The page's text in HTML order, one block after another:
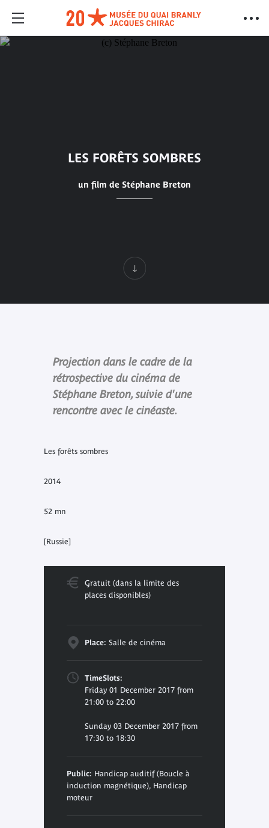
LES FORÊTS SOMBRES
un film de Stéphane Breton
Projection dans le cadre de la
rétrospective du cinéma de
Stéphane Breton, suivie d'une
rencontre avec le cinéaste.
Les forêts sombres
2014
52 mn
[Russie]
Gratuit (dans la limite des
places disponibles)
Place: Salle de cinéma
TimeSlots:
Friday 01 December 2017 from
21:00 to 22:00
Sunday 03 December 2017 from
17:30 to 18:30
Public: Handicap auditif (Boucle à
induction magnétique), Handicap
moteur